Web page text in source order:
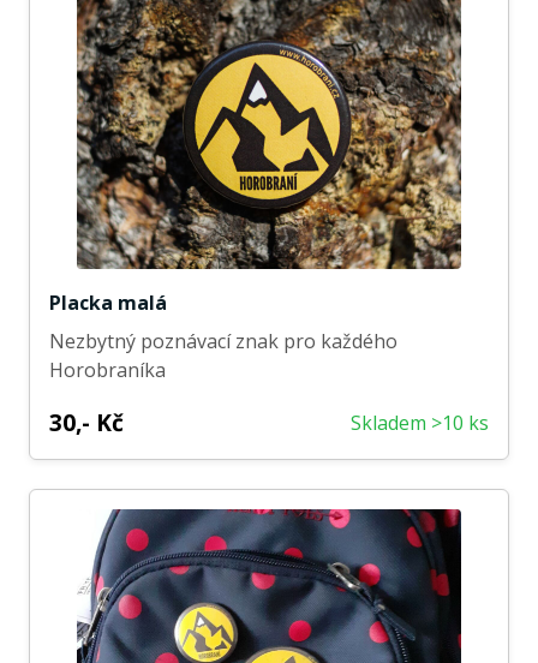
Placka malá
Nezbytný poznávací znak pro každého
Horobraníka
30,- Kč Skladem >10 ks